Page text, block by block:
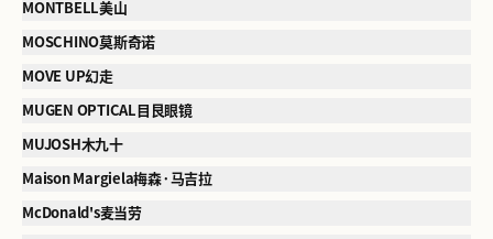
MONTBELL美山
MOSCHINO莫斯奇诺
MOVE UP幻走
MUGEN OPTICAL目艮眼镜
MUJOSH木九十
Maison Margiela梅森·马吉拉
McDonald's麦当劳